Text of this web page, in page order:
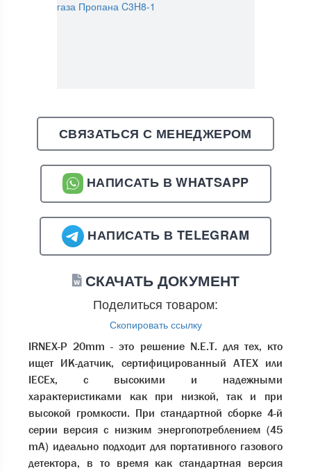
СВЯЗАТЬСЯ С МЕНЕДЖЕРОМ
НАПИСАТЬ В WHATSAPP
НАПИСАТЬ В TELEGRAM
СКАЧАТЬ ДОКУМЕНТ
Поделиться товаром:
Скопировать ссылку
IRNEX-P 20mm - это решение N.E.T. для тех, кто
ищет ИК-датчик, сертифицированный ATEX или
IECEx, с высокими и надежными
характеристиками как при низкой, так и при
высокой громкости. При стандартной сборке 4-й
серии версия с низким энергопотреблением (45
mA) идеально подходит для портативного газового
детектора, в то время как стандартная версия